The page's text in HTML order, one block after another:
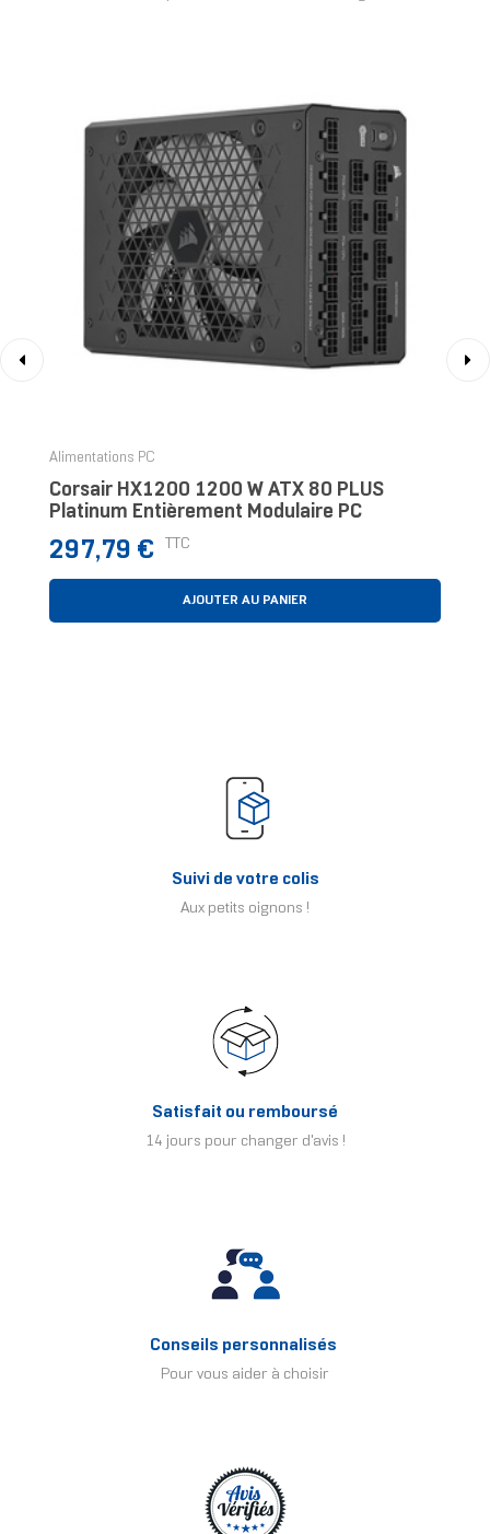
Alimentations PC
Corsair HX1200 1200 W ATX 80 PLUS
Platinum Entièrement Modulaire PC
Prix
297,79 € TTC
AJOUTER AU PANIER
Suivi de votre colis
Aux petits oignons !
Satisfait ou remboursé
14 jours pour changer d'avis !
Conseils personnalisés
Pour vous aider à choisir